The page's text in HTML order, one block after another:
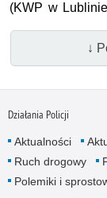
(KWP w
↓
Działania Policji
Aktualności
Ruch drogowy
Polemiki i